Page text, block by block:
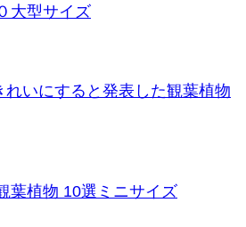
大型サイズ
れいにすると発表した観葉植物
葉植物 10選 ミニサイズ